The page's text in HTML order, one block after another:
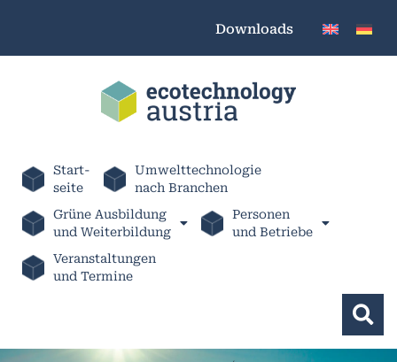
Downloads
Start-
seite
Umwelttechnologie
nach Branchen
Grüne Ausbildung
und Weiterbildung
Personen
und Betriebe
Veranstaltungen
und Termine